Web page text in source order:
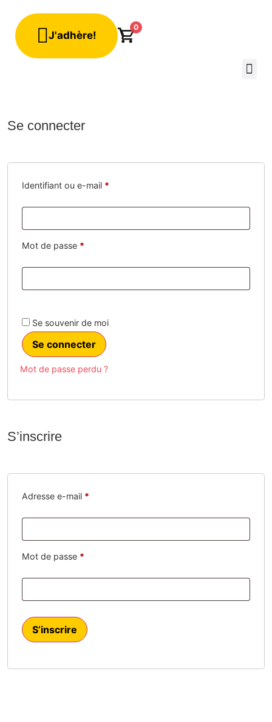
J'adhère!
0
Se connecter
Identifiant ou e-mail *
Mot de passe *
Se souvenir de moi
Se connecter
Mot de passe perdu ?
S’inscrire
Adresse e-mail *
Mot de passe *
S’inscrire